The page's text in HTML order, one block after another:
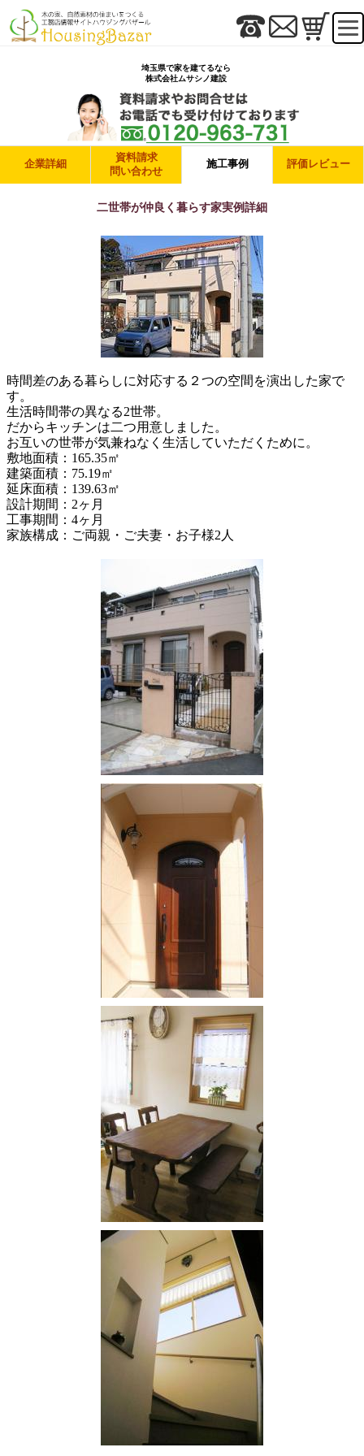
埼玉県で家を建てるなら
株式会社ムサシノ建設
企業詳細
資料請求
問い合わせ
施工事例 評価レビュー
二世帯が仲良く暮らす家実例詳細
時間差のある暮らしに対応する２つの空間を演出した家で
す。
生活時間帯の異なる2世帯。
だからキッチンは二つ用意しました。
お互いの世帯が気兼ねなく生活していただくために。
敷地面積：165.35㎡
建築面積：75.19㎡
延床面積：139.63㎡
設計期間：2ヶ月
工事期間：4ヶ月
家族構成：ご両親・ご夫妻・お子様2人